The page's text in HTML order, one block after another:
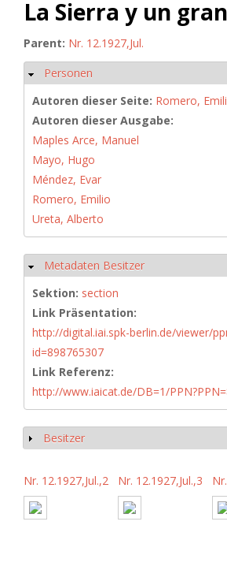
La Sierra y un
Parent: Nr. 12.1927,Jul.
Ausblenden
Personen
Autoren dieser Seite: Romero,
Autoren dieser Ausgabe:
Maples Arce, Manuel
Mayo, Hugo
Méndez, Evar
Romero, Emilio
Ureta, Alberto
Ausblenden
Metadaten Besitzer
Sektion: section
Link Präsentation:
http://digital.iai.spk-berlin.de/viewer/
id=898765307
Link Referenz:
http://www.iaicat.de/DB=1/
Anzeigen
Besitzer
Nr. 12.1927,Jul.,2 Nr. 12.1927,Jul.,3